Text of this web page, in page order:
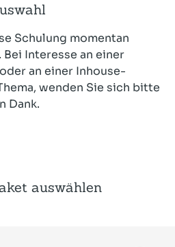
Schulung momentan
Interesse an einer
an einer Inhouse-
wenden Sie sich bitte
Dank.
auswählen